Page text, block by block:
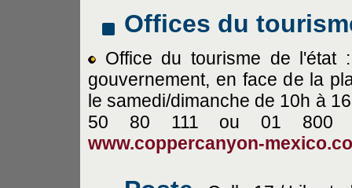
Offices du
Office du tourisme de
gouvernement, en face de la
le samedi/dimanche de 10h à
50 80 111 ou 01 800
www.coppercanyon-